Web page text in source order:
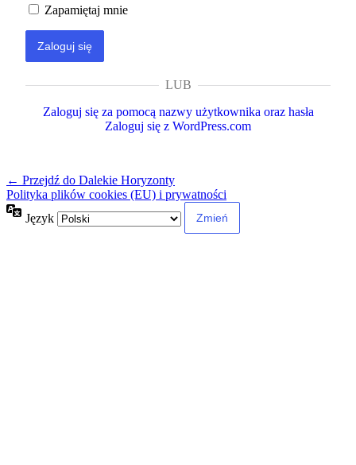
Zapamiętaj mnie
LUB
Zaloguj się za pomocą nazwy użytkownika oraz hasła
Zaloguj się z WordPress.com
← Przejdź do Dalekie Horyzonty
Polityka plików cookies (EU) i prywatności
Język